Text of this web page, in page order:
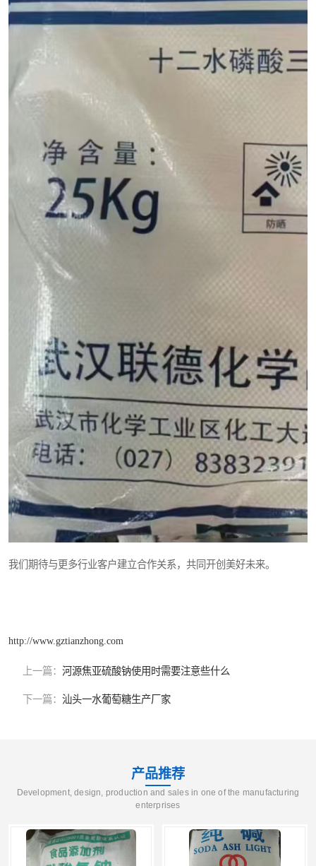
我们期待与更多行业客户建立合作关系，共同开创美好未来。
http://www.gztianzhong.com
上一篇： 河源焦亚硫酸钠使用时需要注意些什么
下一篇： 汕头一水葡萄糖生产厂家
产品推荐
Development, design, production and sales in one of the manufacturing
enterprises